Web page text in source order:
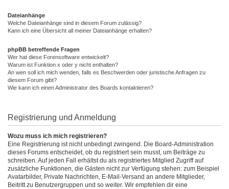
Dateianhänge
Welche Dateianhänge sind in diesem Forum zulässig?
Kann ich eine Übersicht all meiner Dateianhänge erhalten?
phpBB betreffende Fragen
Wer hat diese Forensoftware entwickelt?
Warum ist Funktion x oder y nicht enthalten?
An wen soll ich mich wenden, falls es Beschwerden oder juristische Anfragen zu
diesem Forum gibt?
Wie kann ich einen Administrator des Boards kontaktieren?
Registrierung und Anmeldung
Wozu muss ich mich registrieren?
Eine Registrierung ist nicht unbedingt zwingend. Die Board-Administration
dieses Forums entscheidet, ob du registriert sein musst, um Beiträge zu
schreiben. Auf jeden Fall erhältst du als registriertes Mitglied Zugriff auf
zusätzliche Funktionen, die Gästen nicht zur Verfügung stehen: zum Beispiel
Avatarbilder, Private Nachrichten, E-Mail-Versand an andere Mitglieder,
Beitritt zu Benutzergruppen und so weiter. Wir empfehlen dir eine